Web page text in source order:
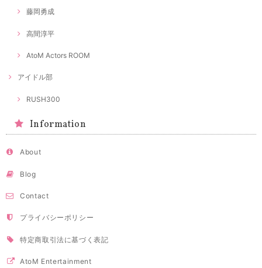
藤岡勇成
高間淳平
AtoM Actors ROOM
アイドル部
RUSH300
Information
About
Blog
Contact
プライバシーポリシー
特定商取引法に基づく表記
AtoM Entertainment